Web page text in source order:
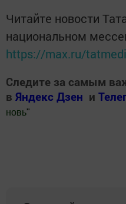
Читайте новости
национальном
https://max.ru/
Следите за самым
в Яндекс Дзен и
новь"